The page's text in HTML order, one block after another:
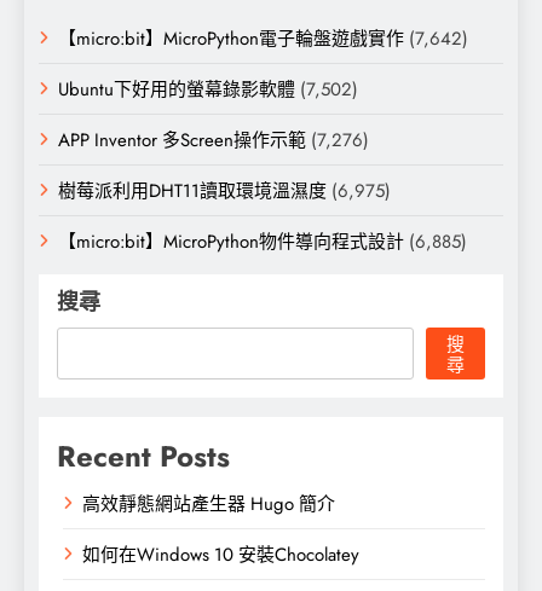
【micro:bit】MicroPython電子輪盤遊戲實作 (7,642)
Ubuntu下好用的螢幕錄影軟體 (7,502)
APP Inventor 多Screen操作示範 (7,276)
樹莓派利用DHT11讀取環境溫濕度 (6,975)
【micro:bit】MicroPython物件導向程式設計 (6,885)
搜尋
搜
尋
Recent Posts
高效靜態網站產生器 Hugo 簡介
如何在Windows 10 安裝Chocolatey